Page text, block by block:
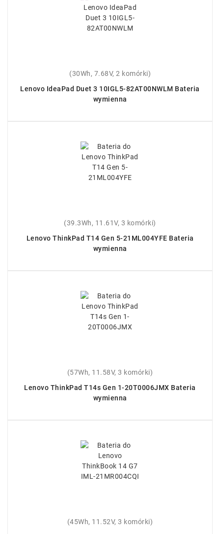
(30Wh, 7.68V, 2 komórki)
Lenovo IdeaPad Duet 3 10IGL5-82AT00NWLM Bateria
wymienna
(39.3Wh, 11.61V, 3 komórki)
Lenovo ThinkPad T14 Gen 5-21ML004YFE Bateria
wymienna
(57Wh, 11.58V, 3 komórki)
Lenovo ThinkPad T14s Gen 1-20T0006JMX Bateria
wymienna
(45Wh, 11.52V, 3 komórki)